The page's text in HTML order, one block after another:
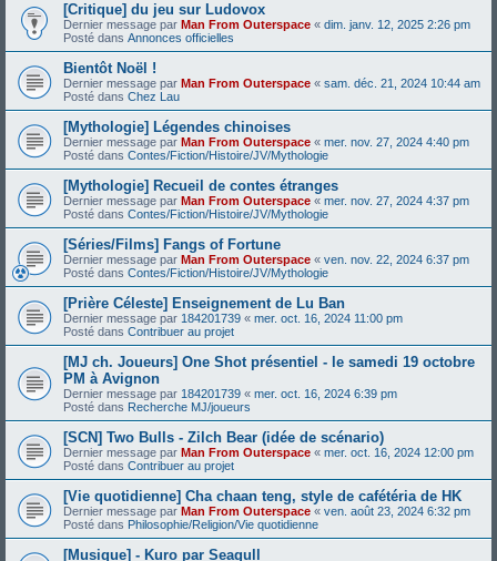
[Critique] du jeu sur Ludovox
Dernier message par Man From Outerspace « dim. janv. 12, 2025 2:26 pm
Posté dans Annonces officielles
Bientôt Noël !
Dernier message par Man From Outerspace « sam. déc. 21, 2024 10:44 am
Posté dans Chez Lau
[Mythologie] Légendes chinoises
Dernier message par Man From Outerspace « mer. nov. 27, 2024 4:40 pm
Posté dans Contes/Fiction/Histoire/JV/Mythologie
[Mythologie] Recueil de contes étranges
Dernier message par Man From Outerspace « mer. nov. 27, 2024 4:37 pm
Posté dans Contes/Fiction/Histoire/JV/Mythologie
[Séries/Films] Fangs of Fortune
Dernier message par Man From Outerspace « ven. nov. 22, 2024 6:37 pm
Posté dans Contes/Fiction/Histoire/JV/Mythologie
[Prière Céleste] Enseignement de Lu Ban
Dernier message par 184201739 « mer. oct. 16, 2024 11:00 pm
Posté dans Contribuer au projet
[MJ ch. Joueurs] One Shot présentiel - le samedi 19 octobre
PM à Avignon
Dernier message par 184201739 « mer. oct. 16, 2024 6:39 pm
Posté dans Recherche MJ/joueurs
[SCN] Two Bulls - Zilch Bear (idée de scénario)
Dernier message par Man From Outerspace « mer. oct. 16, 2024 12:00 pm
Posté dans Contribuer au projet
[Vie quotidienne] Cha chaan teng, style de cafétéria de HK
Dernier message par Man From Outerspace « ven. août 23, 2024 6:32 pm
Posté dans Philosophie/Religion/Vie quotidienne
[Musique] - Kuro par Seagull